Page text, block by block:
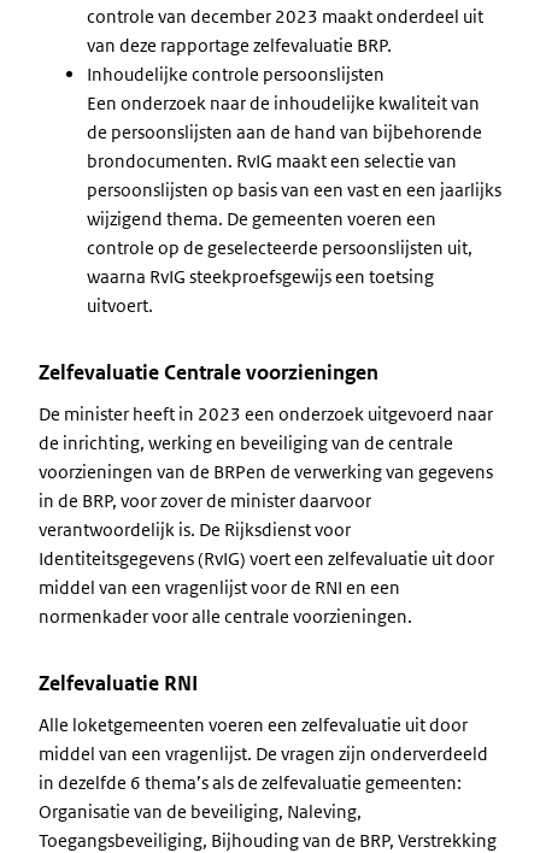
controle van december 2023 maakt onderdeel uit
van deze rapportage zelfevaluatie BRP.
Inhoudelijke controle persoonslijsten
Een onderzoek naar de inhoudelijke kwaliteit van
de persoonslijsten aan de hand van bijbehorende
brondocumenten. RvIG maakt een selectie van
persoonslijsten op basis van een vast en een jaarlijks
wijzigend thema. De gemeenten voeren een
controle op de geselecteerde persoonslijsten uit,
waarna RvIG steekproefsgewijs een toetsing
uitvoert.
Zelfevaluatie Centrale voorzieningen
De minister heeft in 2023 een onderzoek uitgevoerd naar
de inrichting, werking en beveiliging van de centrale
voorzieningen van de BRPen de verwerking van gegevens
in de BRP, voor zover de minister daarvoor
verantwoordelijk is. De Rijksdienst voor
Identiteitsgegevens (RvIG) voert een zelfevaluatie uit door
middel van een vragenlijst voor de RNI en een
normenkader voor alle centrale voorzieningen.
Zelfevaluatie RNI
Alle loketgemeenten voeren een zelfevaluatie uit door
middel van een vragenlijst. De vragen zijn onderverdeeld
in dezelfde 6 thema’s als de zelfevaluatie gemeenten:
Organisatie van de beveiliging, Naleving,
Toegangsbeveiliging, Bijhouding van de BRP, Verstrekking